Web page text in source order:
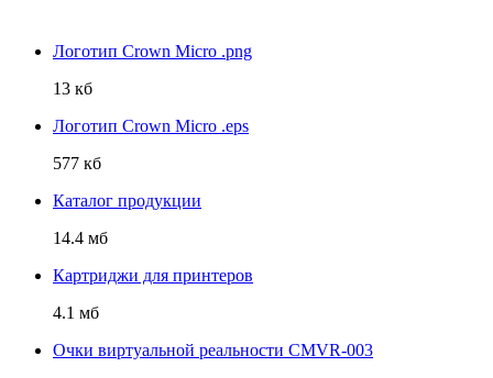
Логотип Crown Micro .png
13 кб
Логотип Crown Micro .eps
577 кб
Каталог продукции
14.4 мб
Картриджи для принтеров
4.1 мб
Очки виртуальной реальности CMVR-003